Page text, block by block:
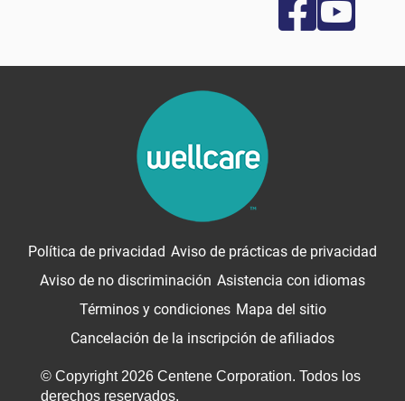
Política de privacidad Aviso de prácticas de privacidad
Aviso de no discriminación Asistencia con idiomas
Términos y condiciones Mapa del sitio
Cancelación de la inscripción de afiliados
© Copyright 2026 Centene Corporation. Todos los
derechos reservados.